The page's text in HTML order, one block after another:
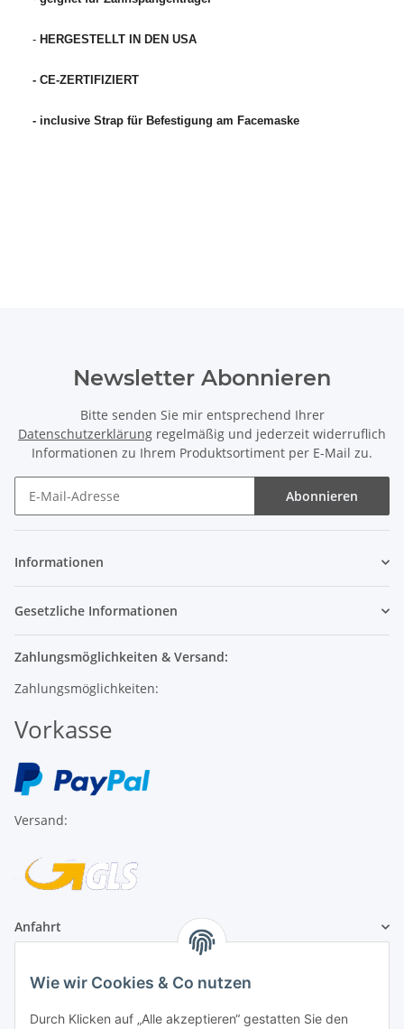
- HERGESTELLT IN DEN USA
- CE-ZERTIFIZIERT
- inclusive Strap für Befestigung am Facemaske
Newsletter Abonnieren
Bitte senden Sie mir entsprechend Ihrer
Datenschutzerklärung regelmäßig und jederzeit widerruflich
Informationen zu Ihrem Produktsortiment per E-Mail zu.
Abonnieren
Informationen
Gesetzliche Informationen
Zahlungsmöglichkeiten & Versand:
Zahlungsmöglichkeiten:
Vorkasse
Versand:
Anfahrt
1A Football Angebote
1A-Football ist
Wie wir Cookies & Co nutzen
Durch Klicken auf „Alle akzeptieren“ gestatten Sie den